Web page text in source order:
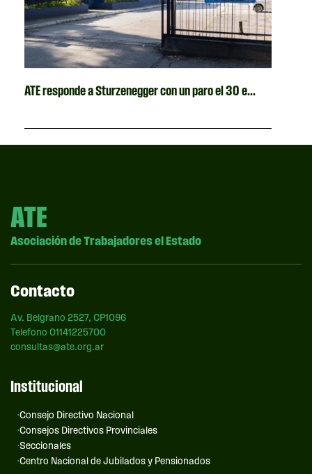
ATE responde a Sturzenegger con un paro el 30 e...
ATE
Asociación de Trabajadores el Estado
Contacto
Av. Belgrano 2527, CP1096
Telefono 01141225700
consultas@ate.org.ar
Institucional
Consejo Directivo Nacional
Consejos Directivos Provinciales
Seccionales
Centro Nacional de Jubilados y Pensionados